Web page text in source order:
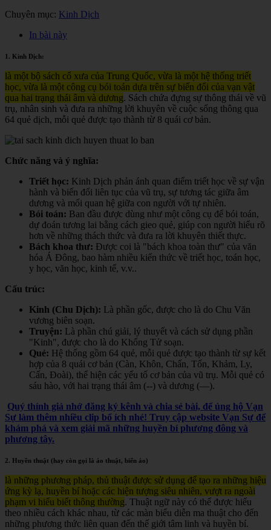
Chuyên mục: Kinh Dịch
In bài này
1. Kinh Dịch:
là một bộ sách cổ xưa của Trung Quốc, vừa là một hệ thống triết
học, vừa là một công cụ bói toán dựa trên sự biến đổi của vạn vật
qua hai trạng thái âm và dương. Sách chứa đựng sự thông thái về vũ
trụ, nhân sinh và đưa ra những lời khuyên về cuộc sống thông qua
64 quẻ dịch, mỗi quẻ được tạo thành từ 8 quái cơ bản.
Chức năng và ý nghĩa:
Triết học: Kinh Dịch phản ánh quan điểm triết học về sự vận
hành và biến đổi liên tục của vũ trụ, sự tương tác giữa âm
dương và mối quan hệ giữa con người với tự nhiên.
Bói toán: Ban đầu được dùng như một công cụ để bói toán,
dự đoán tương lai bằng cách gieo quẻ, giúp con người hiểu rõ
hơn về những thách thức và đưa ra lời khuyên thiết thực.
Bách khoa thư: Được coi là "bách khoa toàn thư" của văn
hóa Á Đông, bao hàm nhiều kiến thức về triết học, toán học,
y học, văn học, kinh tế, v.v..
Cấu trúc:
Kinh (Chu Dịch): Là phần gốc, được cho là do Chu Văn
vương biên soạn.
Truyện: Là phần chú giải, lý thuyết và cách sử dụng phần
"Kinh", được cho là do Khổng Tử soạn.
Quẻ: Hệ thống gồm 64 quẻ, mỗi quẻ được tạo thành từ sự kết
hợp của 8 quái cơ bản (Càn, Khôn, Chấn, Tốn, Khảm, Ly,
Cấn, Đoài), thể hiện các yếu tố cơ bản của vũ trụ. Mỗi quẻ có
sáu hào, với hai trạng thái âm (--) và dương (—).
Quý thính giả nhớ đăng ký kênh và chia sẻ bài, để ủng hộ Vạn
Sự làm thêm nhiều clip bổ ích nhé! Truy cập website Vạn Sự để
khám phá và xem giải mã những huyền bí phương đông và
phương tây.
2. Huyền thuật (hay còn gọi là ảo thuật, biến ảo)
là những phương pháp, thủ thuật được sử dụng để tạo ra những hiệu
ứng kỳ lạ, huyền bí hoặc các hiện tượng siêu nhiên, vượt ra ngoài
phạm vi hiểu biết thông thường. Thuật ngữ này có thể được hiểu
theo nhiều cách khác nhau, từ các màn biểu diễn ma thuật cho đến
những phương thức liên quan đến thế giới tâm linh và huyền bí.